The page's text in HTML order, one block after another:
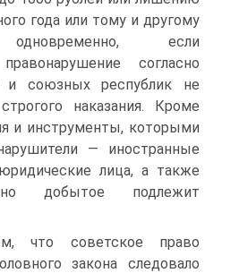
года или тому и другому
если
согласно
и союзных республик не
наказания. Кроме
и инструменты, которыми
— иностранные
лица, а также
добытое подлежит
что советское право
закона следовало